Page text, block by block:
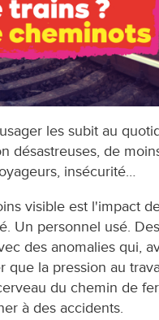
les subit au
désastreuses, de
insécurité…
visible est l'impact
Un personnel usé.
des anomalies qui,
que la pression au
du chemin de
à des accidents.